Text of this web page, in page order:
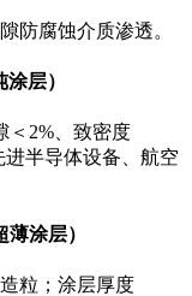
防腐蚀介质渗透。
层）
＜2%、致密度
进半导体设备、航空
涂层）
粒；涂层厚度